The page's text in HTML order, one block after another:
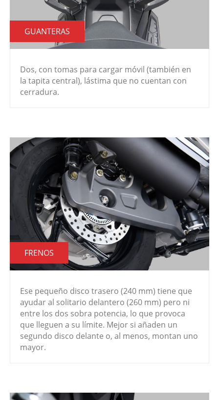
GUANTERAS
Dos, con tomas para cargar móvil (también en
la tapita central), lástima que no cuentan con
cerradura.
FRENOS
Ese pequeño disco trasero (240 mm) tiene que
ayudar al solitario delantero (260 mm) pero ni
entre los dos sobra potencia, lo que provoca
que lleguen a su límite. Mejor si añaden un
segundo disco delante o, al menos, montan uno
mayor.